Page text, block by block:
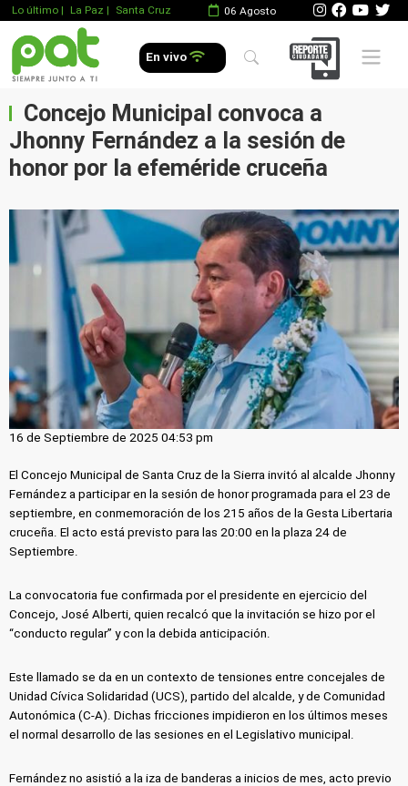
Lo último | La Paz | Santa Cruz 06 Agosto
En vivo Mobile
Concejo Municipal convoca a
Jhonny Fernández a la sesión de
honor por la efeméride cruceña
16 de Septiembre de 2025 04:53 pm
El Concejo Municipal de Santa Cruz de la Sierra invitó al alcalde Jhonny
Fernández a participar en la sesión de honor programada para el 23 de
septiembre, en conmemoración de los 215 años de la Gesta Libertaria
cruceña. El acto está previsto para las 20:00 en la plaza 24 de
Septiembre.
La convocatoria fue confirmada por el presidente en ejercicio del
Concejo, José Alberti, quien recalcó que la invitación se hizo por el
“conducto regular” y con la debida anticipación.
Este llamado se da en un contexto de tensiones entre concejales de
Unidad Cívica Solidaridad (UCS), partido del alcalde, y de Comunidad
Autonómica (C-A). Dichas fricciones impidieron en los últimos meses
el normal desarrollo de las sesiones en el Legislativo municipal.
Fernández no asistió a la iza de banderas a inicios de mes, acto previo